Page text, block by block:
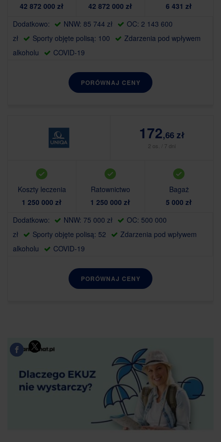
42 872 000 zł
42 872 000 zł
6 431 zł
Dodatkowo:
NNW: 85 744 zł
OC: 2 143 600
zł
Sporty objęte polisą: 100
Zdarzenia pod wpływem
alkoholu
COVID-19
PORÓWNAJ CENY
Koszty leczenia
1 250 000 zł
Ratownictwo
1 250 000 zł
Bagaż
5 000 zł
Dodatkowo:
NNW: 75 000 zł
OC: 500 000
zł
Sporty objęte polisą: 52
Zdarzenia pod wpływem
alkoholu
COVID-19
172,66 zł
2 os. / 7 dni
PORÓWNAJ CENY